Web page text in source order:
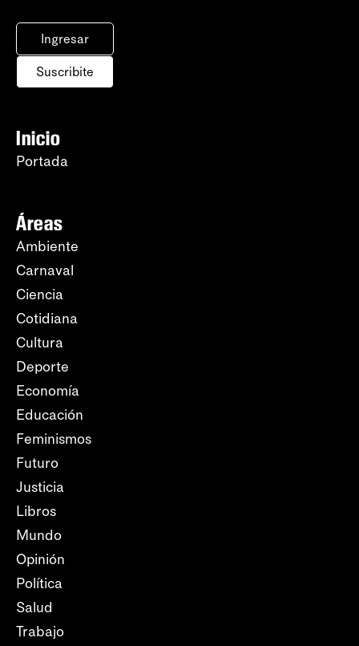
Ingresar
Suscribite
Inicio
Portada
Áreas
Ambiente
Carnaval
Ciencia
Cotidiana
Cultura
Deporte
Economía
Educación
Feminismos
Futuro
Justicia
Libros
Mundo
Opinión
Política
Salud
Trabajo